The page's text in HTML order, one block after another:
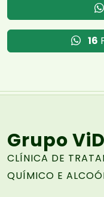
16
Grupo
CLÍNICA DE
QUÍMICO E